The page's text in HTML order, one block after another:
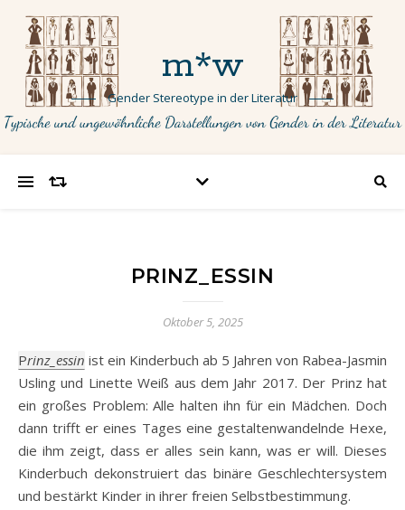
m*w
Gender Stereotype in der Literatur
PRINZ_ESSIN
Oktober 5, 2025
Prinz_essin ist ein Kinderbuch ab 5 Jahren von Rabea-Jasmin
Usling und Linette Weiß aus dem Jahr 2017. Der Prinz hat
ein großes Problem: Alle halten ihn für ein Mädchen. Doch
dann trifft er eines Tages eine gestaltenwandelnde Hexe,
die ihm zeigt, dass er alles sein kann, was er will. Dieses
Kinderbuch dekonstruiert das binäre Geschlechtersystem
und bestärkt Kinder in ihrer freien Selbstbestimmung.